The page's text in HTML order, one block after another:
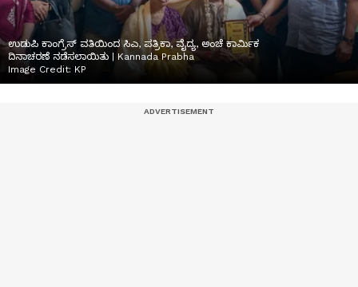
ಉಡುಪಿ ಕಾಂಗ್ರೆಸ್ ವತಿಯಿಂದ ಸಿಎ, ಪತ್ರಿಕಾ, ವೈದ್ಯ, ಅಂಚೆ ಕಾರ್ಮಿಕ
ದಿನಾಚರಣೆ ನಡೆಸಲಾಯಿತು | Kannada Prabha
Image Credit: KP